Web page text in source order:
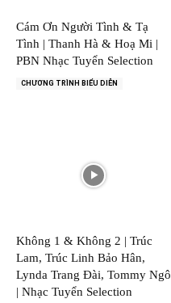
Cám Ơn Người Tình & Tạ
Tình | Thanh Hà & Hoạ Mi |
PBN Nhạc Tuyển Selection
CHƯƠNG TRÌNH BIỂU DIỄN
Không 1 & Không 2 | Trúc
Lam, Trúc Linh Bảo Hân,
Lynda Trang Đài, Tommy Ngô
| Nhạc Tuyển Selection